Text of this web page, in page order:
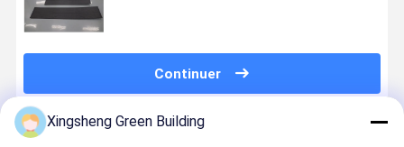
Continuer
Produits Recommandés
Xingsheng Green Building